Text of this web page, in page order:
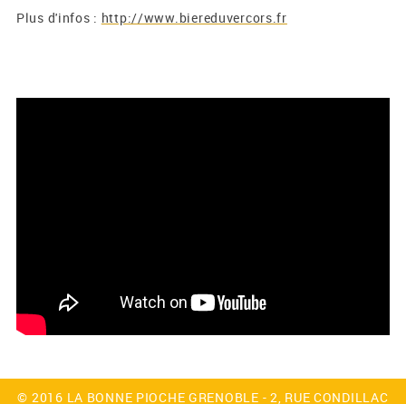
Plus d'infos : http://www.biereduvercors.fr
© 2016 LA BONNE PIOCHE GRENOBLE - 2, RUE CONDILLAC